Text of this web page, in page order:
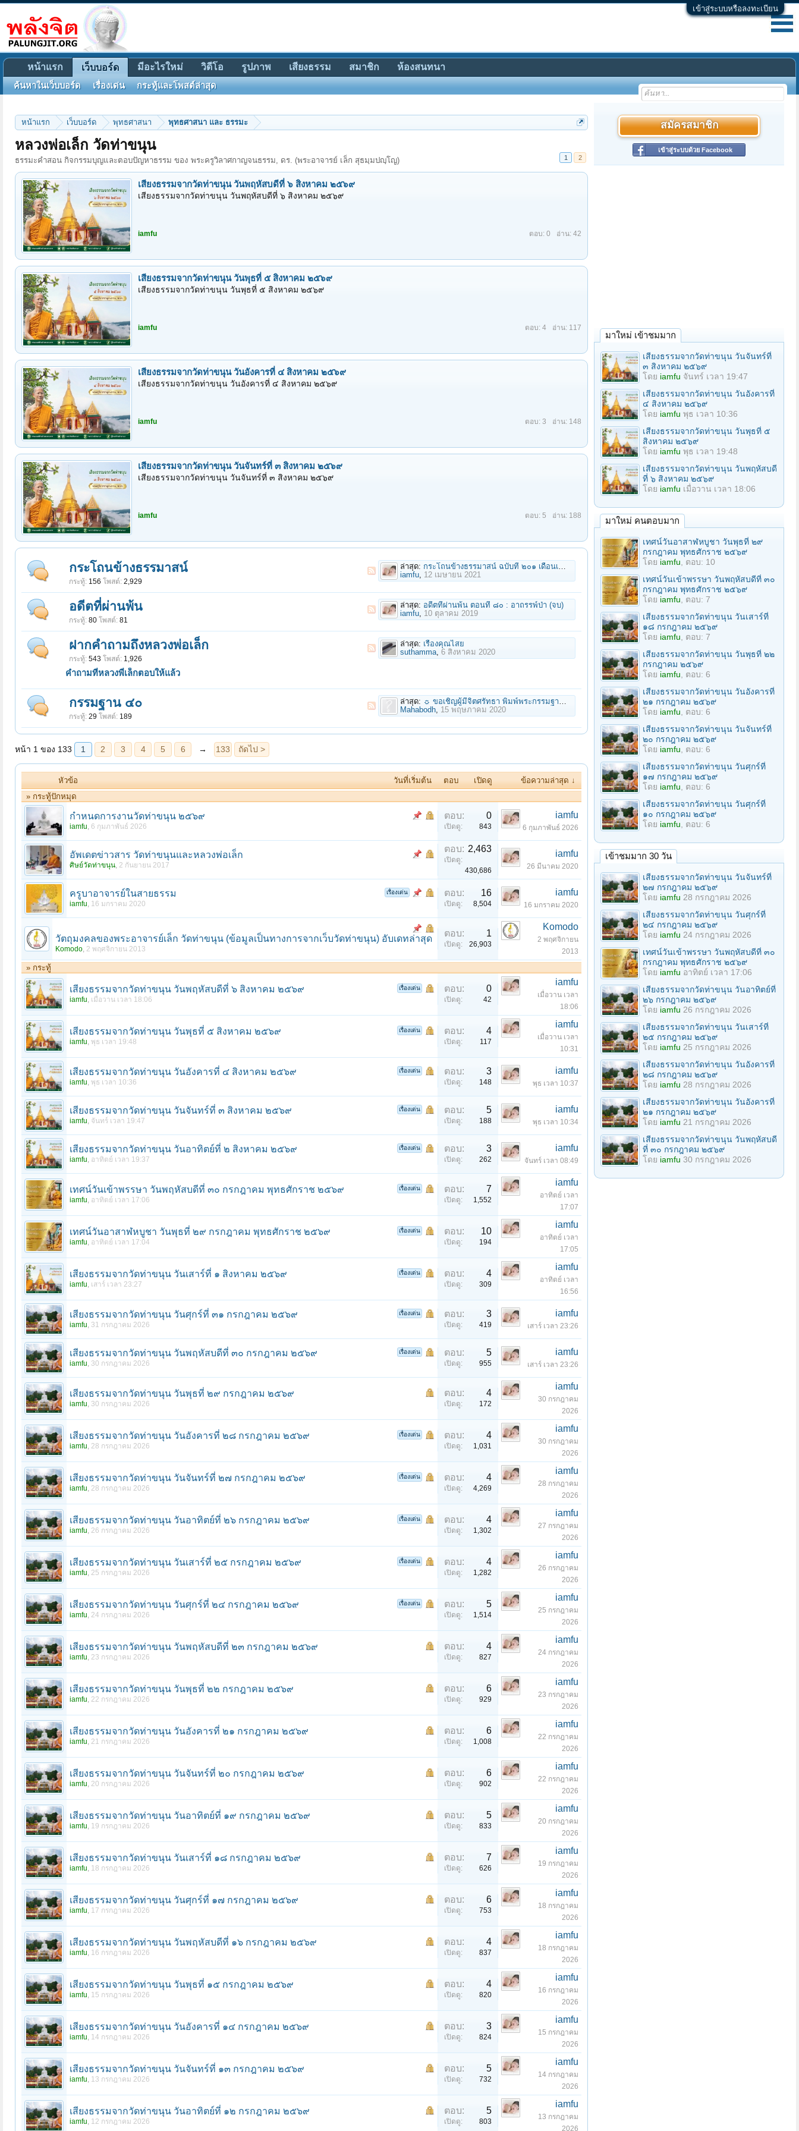
เข้าสู่ระบบหรือลงทะเบียน
หน้าแรก เว็บบอร์ด พุทธศาสนา พุทธศาสนา และ ธรรมะ
หลวงพ่อเล็ก วัดท่าขนุน
ธรรมะคำสอน กิจกรรมบุญและตอบปัญหาธรรม ของ พระครูวิลาศกาญจนธรรม, ดร. (พระอาจารย์ เล็ก สุธมฺมปญฺโญ) 1 2
เสียงธรรมจากวัดท่าขนุน วันอาทิตย์ที่ ๒ สิงหาคม ๒๕๖๙
เสียงธรรมจากวัดท่าขนุน วันอาทิตย์ที่ ๒ สิงหาคม ๒๕๖๙
iamfu อ่าน: 262
ตอบ: 3
เทศน์วันเข้าพรรษา วันพฤหัสบดีที่ ๓๐ กรกฎาคม พุทธศักราช ๒๕๖๙
เทศน์วันเข้าพรรษา วันพฤหัสบดีที่ ๓๐ กรกฎาคม พุทธศักราช ๒๕๖๙ เทศน์เริ่มนาทีที่ ๕๔.๐๐ นะโม ตัสสะ ภะคะวะโต อะระ
iamfu อ่าน: 1,552
ตอบ: 7
เทศน์วันอาสาฬหบูชา วันพุธที่ ๒๙ กรกฎาคม พุทธศักราช ๒๕๖๙
เทศน์วันอาสาฬหบูชา วันพุธที่ ๒๙ กรกฎาคม พุทธศักราช ๒๕๖๙ เทศน์เริ่มนาทีที่ ๐๑.๑๕.๐๐ นะโม ตัสสะ ภะคะวะโต อะระ
iamfu อ่าน: 194
ตอบ: 10
เสียงธรรมจากวัดท่าขนุน วันเสาร์ที่ ๑ สิงหาคม ๒๕๖๙
เสียงธรรมจากวัดท่าขนุน วันเสาร์ที่ ๑ สิงหาคม ๒๕๖๙
iamfu อ่าน: 309
ตอบ: 4
กระโถนข้างธรรมาสน์
กระทู้: 156 โพสต์: 2,929
ล่าสุด: กระโถนข้างธรรมาสน์ ฉบับที่ ๒๐๑ เดือนเมษายน พุทธศักราช ๒๕๖๔
iamfu, 12 เมษายน 2021
อดีตที่ผ่านพ้น
กระทู้: 80 โพสต์: 81
ล่าสุด: อดีตที่ผ่านพ้น ตอนที่ ๘๐ : อาถรรพ์ป่า (จบ)
iamfu, 10 ตุลาคม 2019
ฝากคำถามถึงหลวงพ่อเล็ก
กระทู้: 543 โพสต์: 1,926
คำถามที่หลวงพี่เล็กตอบให้แล้ว
ล่าสุด: เรื่องคุณไสย
suthamma, 6 สิงหาคม 2020
กรรมฐาน ๔๐
กระทู้: 29 โพสต์: 189
ล่าสุด: ☼ ขอเชิญผู้มีจิตศรัทธา พิมพ์พระกรรมฐาน๔๐ กอง เทศน์โดยหลวงพี่เล็ก ☼
Mahabodh, 15 พฤษภาคม 2020
หน้า 1 ของ 133 1 2 3 4 5 6
หัวข้อ วันที่เริ่มต้น ตอบ เปิดดู
ข้อความล่าสุด ↓
» กระทู้ปักหมุด
กำหนดการงานวัดท่าขนุน ๒๕๖๙
iamfu, 6 กุมภาพันธ์ 2026
ตอบ: 0
เปิดดู: 843
iamfu
6 กุมภาพันธ์ 2026
อัพเดตข่าวสาร วัดท่าขนุนและหลวงพ่อเล็ก
ศิษย์วัดท่าขนุน, 2 กันยายน 2017
ตอบ: 2,463
เปิดดู:
430,686
iamfu
26 มีนาคม 2020
เรื่องเด่น
ครูบาอาจารย์ในสายธรรม
iamfu, 16 มกราคม 2020
ตอบ: 16
เปิดดู: 8,504
iamfu
16 มกราคม 2020
วัตถุมงคลของพระอาจารย์เล็ก วัดท่าขนุน (ข้อมูลเป็นทางการจากเว็บวัดท่าขนุน) อับเดทล่าสุด
Komodo, 2 พฤศจิกายน 2013
ตอบ: 1
เปิดดู: 26,903
Komodo
2 พฤศจิกายน
2013
» กระทู้
เรื่องเด่น
เสียงธรรมจากวัดท่าขนุน วันพฤหัสบดีที่ ๖ สิงหาคม ๒๕๖๙
iamfu, เมื่อวาน เวลา 18:06
ตอบ: 0
เปิดดู: 42
iamfu
เมื่อวาน เวลา
18:06
เรื่องเด่น
เสียงธรรมจากวัดท่าขนุน วันพุธที่ ๕ สิงหาคม ๒๕๖๙
iamfu, พุธ เวลา 19:48
ตอบ: 4
เปิดดู: 117
iamfu
เมื่อวาน เวลา
10:31
เรื่องเด่น
เสียงธรรมจากวัดท่าขนุน วันอังคารที่ ๔ สิงหาคม ๒๕๖๙
iamfu, พุธ เวลา 10:36
ตอบ: 3
เปิดดู: 148
iamfu
พุธ เวลา 10:37
เรื่องเด่น
เสียงธรรมจากวัดท่าขนุน วันจันทร์ที่ ๓ สิงหาคม ๒๕๖๙
iamfu, จันทร์ เวลา 19:47
ตอบ: 5
เปิดดู: 188
iamfu
พุธ เวลา 10:34
เรื่องเด่น
เสียงธรรมจากวัดท่าขนุน วันอาทิตย์ที่ ๒ สิงหาคม ๒๕๖๙
iamfu, อาทิตย์ เวลา 19:37
ตอบ: 3
เปิดดู: 262
iamfu
จันทร์ เวลา 08:49
เรื่องเด่น
เทศน์วันเข้าพรรษา วันพฤหัสบดีที่ ๓๐ กรกฎาคม พุทธศักราช ๒๕๖๙
iamfu, อาทิตย์ เวลา 17:06
ตอบ: 7
เปิดดู: 1,552
iamfu
อาทิตย์ เวลา
17:07
เรื่องเด่น
เทศน์วันอาสาฬหบูชา วันพุธที่ ๒๙ กรกฎาคม พุทธศักราช ๒๕๖๙
iamfu, อาทิตย์ เวลา 17:04
ตอบ: 10
เปิดดู: 194
iamfu
อาทิตย์ เวลา
17:05
เรื่องเด่น
เสียงธรรมจากวัดท่าขนุน วันเสาร์ที่ ๑ สิงหาคม ๒๕๖๙
iamfu, เสาร์ เวลา 23:27
ตอบ: 4
เปิดดู: 309
iamfu
อาทิตย์ เวลา
16:56
เรื่องเด่น
เสียงธรรมจากวัดท่าขนุน วันศุกร์ที่ ๓๑ กรกฎาคม ๒๕๖๙
iamfu, 31 กรกฎาคม 2026
ตอบ: 3
เปิดดู: 419
iamfu
เสาร์ เวลา 23:26
เรื่องเด่น
เสียงธรรมจากวัดท่าขนุน วันพฤหัสบดีที่ ๓๐ กรกฎาคม ๒๕๖๙
iamfu, 30 กรกฎาคม 2026
ตอบ: 5
เปิดดู: 955
iamfu
เสาร์ เวลา 23:26
เสียงธรรมจากวัดท่าขนุน วันพุธที่ ๒๙ กรกฎาคม ๒๕๖๙
iamfu, 30 กรกฎาคม 2026
ตอบ: 4
เปิดดู: 172
iamfu
30 กรกฎาคม
2026
เรื่องเด่น
เสียงธรรมจากวัดท่าขนุน วันอังคารที่ ๒๘ กรกฎาคม ๒๕๖๙
iamfu, 28 กรกฎาคม 2026
ตอบ: 4
เปิดดู: 1,031
iamfu
30 กรกฎาคม
2026
เรื่องเด่น
เสียงธรรมจากวัดท่าขนุน วันจันทร์ที่ ๒๗ กรกฎาคม ๒๕๖๙
iamfu, 28 กรกฎาคม 2026
ตอบ: 4
เปิดดู: 4,269
iamfu
28 กรกฎาคม
2026
เรื่องเด่น
เสียงธรรมจากวัดท่าขนุน วันอาทิตย์ที่ ๒๖ กรกฎาคม ๒๕๖๙
iamfu, 26 กรกฎาคม 2026
ตอบ: 4
เปิดดู: 1,302
iamfu
27 กรกฎาคม
2026
เรื่องเด่น
เสียงธรรมจากวัดท่าขนุน วันเสาร์ที่ ๒๕ กรกฎาคม ๒๕๖๙
iamfu, 25 กรกฎาคม 2026
ตอบ: 4
เปิดดู: 1,282
iamfu
26 กรกฎาคม
2026
เรื่องเด่น
เสียงธรรมจากวัดท่าขนุน วันศุกร์ที่ ๒๔ กรกฎาคม ๒๕๖๙
iamfu, 24 กรกฎาคม 2026
ตอบ: 5
เปิดดู: 1,514
iamfu
25 กรกฎาคม
2026
เสียงธรรมจากวัดท่าขนุน วันพฤหัสบดีที่ ๒๓ กรกฎาคม ๒๕๖๙
iamfu, 23 กรกฎาคม 2026
ตอบ: 4
เปิดดู: 827
iamfu
24 กรกฎาคม
2026
เสียงธรรมจากวัดท่าขนุน วันพุธที่ ๒๒ กรกฎาคม ๒๕๖๙
iamfu, 22 กรกฎาคม 2026
ตอบ: 6
เปิดดู: 929
iamfu
23 กรกฎาคม
2026
เสียงธรรมจากวัดท่าขนุน วันอังคารที่ ๒๑ กรกฎาคม ๒๕๖๙
iamfu, 21 กรกฎาคม 2026
ตอบ: 6
เปิดดู: 1,008
iamfu
22 กรกฎาคม
2026
เสียงธรรมจากวัดท่าขนุน วันจันทร์ที่ ๒๐ กรกฎาคม ๒๕๖๙
iamfu, 20 กรกฎาคม 2026
ตอบ: 6
เปิดดู: 902
iamfu
22 กรกฎาคม
2026
เสียงธรรมจากวัดท่าขนุน วันอาทิตย์ที่ ๑๙ กรกฎาคม ๒๕๖๙
iamfu, 19 กรกฎาคม 2026
ตอบ: 5
เปิดดู: 833
iamfu
20 กรกฎาคม
2026
เสียงธรรมจากวัดท่าขนุน วันเสาร์ที่ ๑๘ กรกฎาคม ๒๕๖๙
iamfu, 18 กรกฎาคม 2026
ตอบ: 7
เปิดดู: 626
iamfu
19 กรกฎาคม
2026
เสียงธรรมจากวัดท่าขนุน วันศุกร์ที่ ๑๗ กรกฎาคม ๒๕๖๙
iamfu, 17 กรกฎาคม 2026
ตอบ: 6
เปิดดู: 753
iamfu
18 กรกฎาคม
2026
เสียงธรรมจากวัดท่าขนุน วันพฤหัสบดีที่ ๑๖ กรกฎาคม ๒๕๖๙
iamfu, 16 กรกฎาคม 2026
ตอบ: 4
เปิดดู: 837
iamfu
18 กรกฎาคม
2026
เสียงธรรมจากวัดท่าขนุน วันพุธที่ ๑๕ กรกฎาคม ๒๕๖๙
iamfu, 15 กรกฎาคม 2026
ตอบ: 4
เปิดดู: 820
iamfu
16 กรกฎาคม
2026
เสียงธรรมจากวัดท่าขนุน วันอังคารที่ ๑๔ กรกฎาคม ๒๕๖๙
iamfu, 14 กรกฎาคม 2026
ตอบ: 3
เปิดดู: 824
iamfu
15 กรกฎาคม
2026
เสียงธรรมจากวัดท่าขนุน วันจันทร์ที่ ๑๓ กรกฎาคม ๒๕๖๙
iamfu, 13 กรกฎาคม 2026
ตอบ: 5
เปิดดู: 732
iamfu
14 กรกฎาคม
2026
เสียงธรรมจากวัดท่าขนุน วันอาทิตย์ที่ ๑๒ กรกฎาคม ๒๕๖๙
iamfu, 12 กรกฎาคม 2026
ตอบ: 5
เปิดดู: 803
iamfu
13 กรกฎาคม
2026
สมัครสมาชิก
เข้าสู่ระบบด้วย Facebook
มาใหม่ เข้าชมมาก
เสียงธรรมจากวัดท่าขนุน วันจันทร์ที่
๓ สิงหาคม ๒๕๖๙
โดย iamfu จันทร์ เวลา 19:47
เสียงธรรมจากวัดท่าขนุน วันอังคารที่
๔ สิงหาคม ๒๕๖๙
โดย iamfu พุธ เวลา 10:36
เสียงธรรมจากวัดท่าขนุน วันพุธที่ ๕
สิงหาคม ๒๕๖๙
โดย iamfu พุธ เวลา 19:48
เสียงธรรมจากวัดท่าขนุน วันพฤหัสบดี
ที่ ๖ สิงหาคม ๒๕๖๙
โดย iamfu เมื่อวาน เวลา 18:06
มาใหม่ คนตอบมาก
เทศน์วันอาสาฬหบูชา วันพุธที่ ๒๙
กรกฎาคม พุทธศักราช ๒๕๖๙
โดย iamfu , ตอบ: 10
เทศน์วันเข้าพรรษา วันพฤหัสบดีที่ ๓๐
กรกฎาคม พุทธศักราช ๒๕๖๙
โดย iamfu , ตอบ: 7
เสียงธรรมจากวัดท่าขนุน วันเสาร์ที่
๑๘ กรกฎาคม ๒๕๖๙
โดย iamfu , ตอบ: 7
เสียงธรรมจากวัดท่าขนุน วันพุธที่ ๒๒
กรกฎาคม ๒๕๖๙
โดย iamfu , ตอบ: 6
เสียงธรรมจากวัดท่าขนุน วันอังคารที่
๒๑ กรกฎาคม ๒๕๖๙
โดย iamfu , ตอบ: 6
เสียงธรรมจากวัดท่าขนุน วันจันทร์ที่
๒๐ กรกฎาคม ๒๕๖๙
โดย iamfu , ตอบ: 6
เสียงธรรมจากวัดท่าขนุน วันศุกร์ที่
๑๗ กรกฎาคม ๒๕๖๙
โดย iamfu , ตอบ: 6
เสียงธรรมจากวัดท่าขนุน วันศุกร์ที่
๑๐ กรกฎาคม ๒๕๖๙
โดย iamfu , ตอบ: 6
เข้าชมมาก 30 วัน
เสียงธรรมจากวัดท่าขนุน วันจันทร์ที่
๒๗ กรกฎาคม ๒๕๖๙
โดย iamfu 28 กรกฎาคม 2026
เสียงธรรมจากวัดท่าขนุน วันศุกร์ที่
๒๔ กรกฎาคม ๒๕๖๙
โดย iamfu 24 กรกฎาคม 2026
เทศน์วันเข้าพรรษา วันพฤหัสบดีที่ ๓๐
กรกฎาคม พุทธศักราช ๒๕๖๙
โดย iamfu อาทิตย์ เวลา 17:06
เสียงธรรมจากวัดท่าขนุน วันอาทิตย์ที่
๒๖ กรกฎาคม ๒๕๖๙
โดย iamfu 26 กรกฎาคม 2026
เสียงธรรมจากวัดท่าขนุน วันเสาร์ที่
๒๕ กรกฎาคม ๒๕๖๙
โดย iamfu 25 กรกฎาคม 2026
เสียงธรรมจากวัดท่าขนุน วันอังคารที่
๒๘ กรกฎาคม ๒๕๖๙
โดย iamfu 28 กรกฎาคม 2026
เสียงธรรมจากวัดท่าขนุน วันอังคารที่
๒๑ กรกฎาคม ๒๕๖๙
โดย iamfu 21 กรกฎาคม 2026
เสียงธรรมจากวัดท่าขนุน วันพฤหัสบดี
ที่ ๓๐ กรกฎาคม ๒๕๖๙
โดย iamfu 30 กรกฎาคม 2026
หน้าแรก เว็บบอร์ด
ค้นหาในเว็บบอร์ด เรื่องเด่น กระทู้และโพสต์ล่าสุด
มีอะไรใหม่ วิดีโอ รูปภาพ เสียงธรรม สมาชิก ห้องสนทนา